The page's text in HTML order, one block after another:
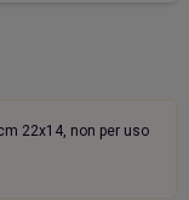
22x14, non per uso